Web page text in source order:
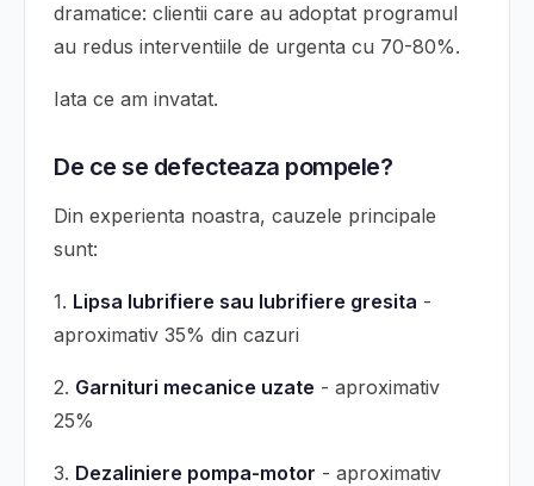
dramatice: clientii care au adoptat programul
au redus interventiile de urgenta cu 70-80%.
Iata ce am invatat.
De ce se defecteaza pompele?
Din experienta noastra, cauzele principale
sunt:
1. Lipsa lubrifiere sau lubrifiere gresita -
aproximativ 35% din cazuri
2. Garnituri mecanice uzate - aproximativ
25%
3. Dezaliniere pompa-motor - aproximativ